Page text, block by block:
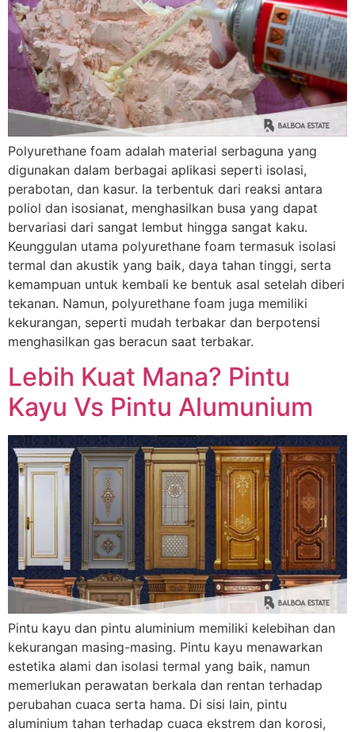
Polyurethane foam adalah material serbaguna yang
digunakan dalam berbagai aplikasi seperti isolasi,
perabotan, dan kasur. Ia terbentuk dari reaksi antara
poliol dan isosianat, menghasilkan busa yang dapat
bervariasi dari sangat lembut hingga sangat kaku.
Keunggulan utama polyurethane foam termasuk isolasi
termal dan akustik yang baik, daya tahan tinggi, serta
kemampuan untuk kembali ke bentuk asal setelah diberi
tekanan. Namun, polyurethane foam juga memiliki
kekurangan, seperti mudah terbakar dan berpotensi
menghasilkan gas beracun saat terbakar.
Lebih Kuat Mana? Pintu
Kayu Vs Pintu Alumunium
Pintu kayu dan pintu aluminium memiliki kelebihan dan
kekurangan masing-masing. Pintu kayu menawarkan
estetika alami dan isolasi termal yang baik, namun
memerlukan perawatan berkala dan rentan terhadap
perubahan cuaca serta hama. Di sisi lain, pintu
aluminium tahan terhadap cuaca ekstrem dan korosi,
Nama Lengkap
Hubungi via WhatsApp